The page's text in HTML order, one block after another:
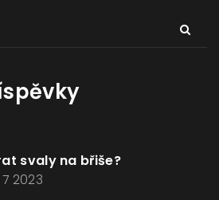
svaly na břiše?
2023